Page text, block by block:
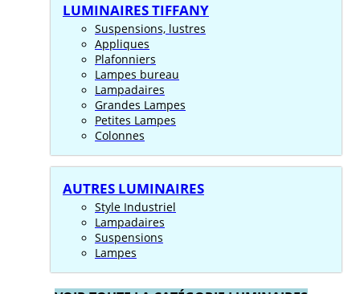
LUMINAIRES TIFFANY
Suspensions, lustres
Appliques
Plafonniers
Lampes bureau
Lampadaires
Grandes Lampes
Petites Lampes
Colonnes
AUTRES LUMINAIRES
Style Industriel
Lampadaires
Suspensions
Lampes